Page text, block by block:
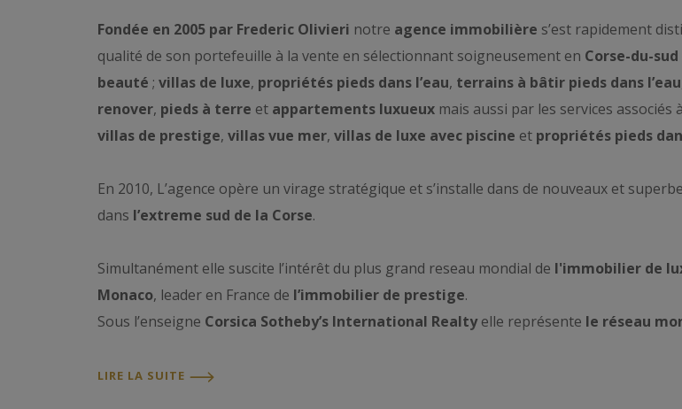
Fondée en 2005 par Frederic Olivieri notre agence immobilière s’est rapidement
qualité de son portefeuille à la vente en sélectionnant soigneusement en Corse-du-sud
beauté ; villas de luxe, propriétés pieds dans l’eau, terrains à bâtir pieds dans l’eau
renover, pieds à terre et appartements luxueux mais aussi par les services associés
villas de prestige, villas vue mer, villas de luxe avec piscine et propriétés pieds
En 2010, L’agence opère un virage stratégique et s’installe dans de nouveaux et
dans l’extreme sud de la Corse.
Simultanément elle suscite l’intérêt du plus grand reseau mondial de l'immobilier de
Monaco, leader en France de l’immobilier de prestige.
Sous l’enseigne Corsica Sotheby’s International Realtyelle représente le réseau
De l’extrême sud à la Balagne, du golfe d’Ajaccio au Cap Corse, à Porto-Vecchio,
LIRE LA SUITE